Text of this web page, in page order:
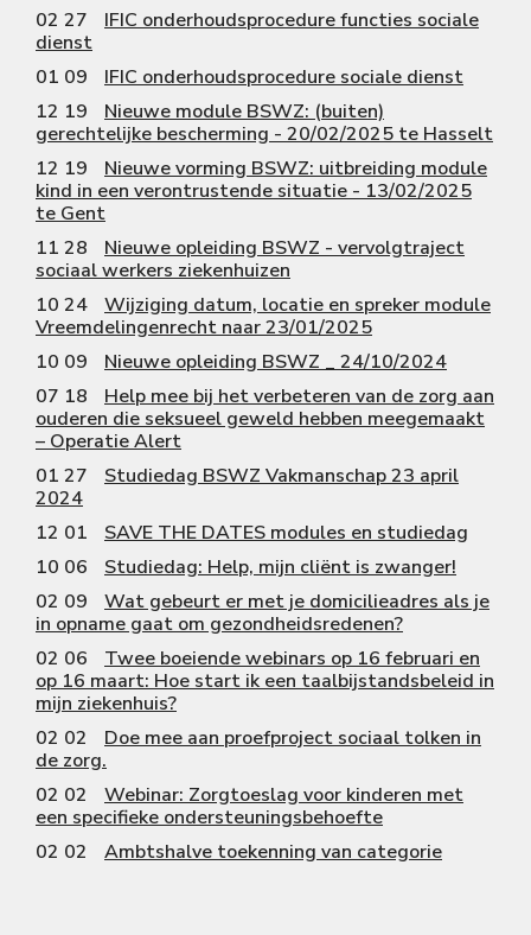
02 27
IFIC onderhoudsprocedure functies sociale
dienst
01 09
IFIC onderhoudsprocedure sociale dienst
12 19
Nieuwe module BSWZ: (buiten)
gerechtelijke bescherming - 20/02/2025 te Hasselt
12 19
Nieuwe vorming BSWZ: uitbreiding module
kind in een verontrustende situatie - 13/02/2025
te Gent
11 28
Nieuwe opleiding BSWZ - vervolgtraject
sociaal werkers ziekenhuizen
10 24
Wijziging datum, locatie en spreker module
Vreemdelingenrecht naar 23/01/2025
10 09
Nieuwe opleiding BSWZ _ 24/10/2024
07 18
Help mee bij het verbeteren van de zorg aan
ouderen die seksueel geweld hebben meegemaakt
– Operatie Alert
01 27
Studiedag BSWZ Vakmanschap 23 april
2024
12 01
SAVE THE DATES modules en studiedag
10 06
Studiedag: Help, mijn cliënt is zwanger!
02 09
Wat gebeurt er met je domicilieadres als je
in opname gaat om gezondheidsredenen?
02 06
Twee boeiende webinars op 16 februari en
op 16 maart: Hoe start ik een taalbijstandsbeleid in
mijn ziekenhuis?
02 02
Doe mee aan proefproject sociaal tolken in
de zorg.
02 02
Webinar: Zorgtoeslag voor kinderen met
een specifieke ondersteuningsbehoefte
02 02
Ambtshalve toekenning van categorie